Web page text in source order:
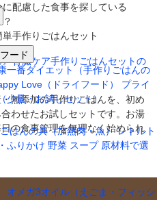
ード
一番ダイエット（手作りごはんの
Love（ドライフード）
プライ
少量・お試しセット）
はんの具（加熱肉・魚） レトルト
ふりかけ 野菜 スープ 原材料で選
オメガ3オイル（えごま・フィッシ
無添加の手作りごはんを、初め
わせたお試しセットです。お湯
の食事管理を無理なく始められ